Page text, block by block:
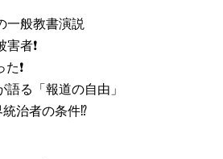
一般教書演説
者❗️
❗️
る「報道の自由」
治者の条件⁉️